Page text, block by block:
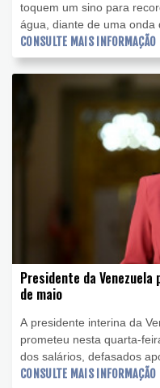
toquem um sino para
água, diante de uma onda
CONSULTE MAIS INFORMAÇÃO
Presidente da
de maio
A presidente interina da
prometeu nesta quarta-
dos salários, defasados
contração econômica
CONSULTE MAIS INFORMAÇÃO